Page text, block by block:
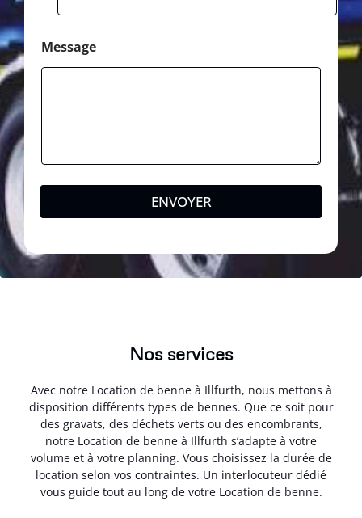
Message
ENVOYER
Nos services
Avec notre Location de benne à Illfurth, nous mettons à
disposition différents types de bennes. Que ce soit pour
des gravats, des déchets verts ou des encombrants,
notre Location de benne à Illfurth s’adapte à votre
volume et à votre planning. Vous choisissez la durée de
location selon vos contraintes. Un interlocuteur dédié
vous guide tout au long de votre Location de benne.